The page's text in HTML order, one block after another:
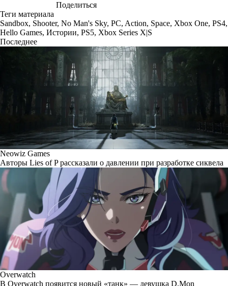
Поделиться
Теги материала
Sandbox, Shooter, No Man's Sky, PC, Action, Space, Xbox One, PS4,
Hello Games, Истории, PS5, Xbox Series X|S
Последнее
Neowiz Games
Авторы Lies of P рассказали о давлении при разработке сиквела
Overwatch
В Overwatch появится новый «танк» — девушка D.Mon